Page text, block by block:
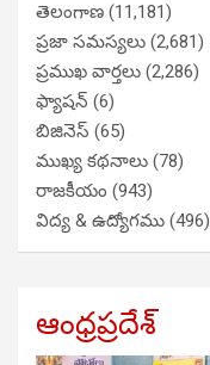
తెలంగాణ (11,181)
ప్రజా సమస్యలు (2,681)
ప్రముఖ వార్తలు (2,286)
ఫ్యాషన్ (6)
బిజినెస్ (65)
ముఖ్య కథనాలు (78)
రాజకీయం (943)
విద్య & ఉద్యోగము (496)
ఆంధ్రప్రదేశ్